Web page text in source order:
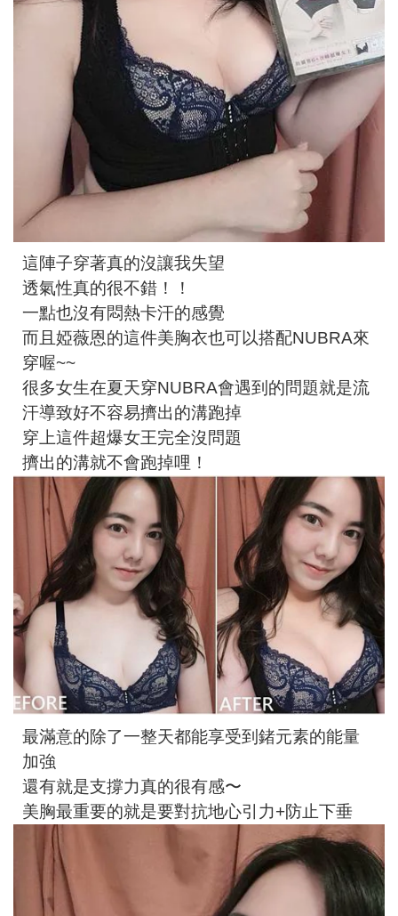
這陣子穿著真的沒讓我失望
透氣性真的很不錯！！
一點也沒有悶熱卡汗的感覺
而且婭薇恩的這件美胸衣也可以搭配NUBRA來
穿喔~~
很多女生在夏天穿NUBRA會遇到的問題就是流
汗導致好不容易擠出的溝跑掉
穿上這件超爆女王完全沒問題
擠出的溝就不會跑掉哩！
最滿意的除了一整天都能享受到鍺元素的能量
加強
還有就是支撐力真的很有感〜
美胸最重要的就是要對抗地心引力+防止下垂